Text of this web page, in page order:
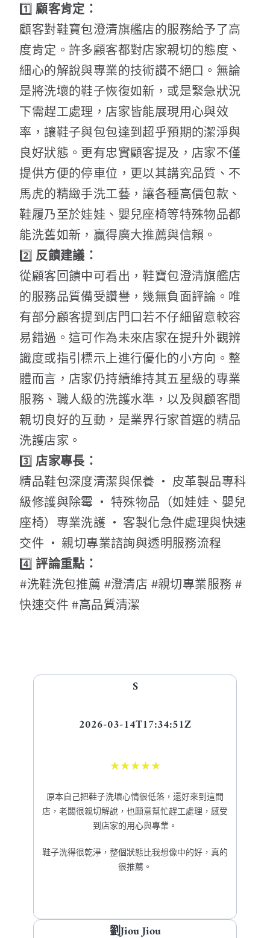
1️⃣ 顧客肯定：
顧客對鞋寶包澄清旗艦店的服務給予了高
度肯定。許多顧客都對店家親切的態度、
細心的解說與專業的技術讚不絕口。無論
是將洗壞的鞋子恢復如新，或是緊急狀況
下需趕工處理，店家皆能展現用心與效
率，讓鞋子與包包達到超乎預期的潔淨與
良好狀態。更有忠實顧客提及，店家不僅
提供方便的停車位，更以其講究品質、不
馬虎的精緻手洗工藝，讓各種高價包款、
鞋履乃至於娃娃、嬰兒座椅等特殊物品都
能洗舊如新，贏得廣大推薦與信賴。
2️⃣ 反饋建議：
從顧客回饋中可看出，鞋寶包澄清旗艦店
的服務品質備受讚譽，幾無負面評論。唯
有部分顧客提到店門口若不仔細留意較容
易錯過。這可作為未來店家在提升外觀辨
識度或指引標示上進行優化的小方向。整
體而言，店家仍持續維持其五星級的專業
服務、職人級的洗護水準，以及與顧客間
親切良好的互動，是業界行家首選的精品
洗護店家。
3️⃣ 店家專長：
精品鞋包深度清潔與保養 ‧ 皮革製品專科
級修護與除霉 ‧ 特殊物品（如娃娃、嬰兒
座椅）專業洗護 ‧ 客製化急件處理與快速
交件 ‧ 親切專業諮詢與透明服務流程
4️⃣ 評論重點：
#洗鞋洗包推薦 #澄清店 #親切專業服務 #
快速交件 #高品質清潔
S
2026-03-14T17:34:51Z
★★★★★
原本自己把鞋子洗壞心情很低落，還好來到這間
店，老闆很親切解說，也願意幫忙趕工處理，感受
到店家的用心與專業。
鞋子洗得很乾淨，整個狀態比我想像中的好，真的
很推薦。
劉Jiou Jiou